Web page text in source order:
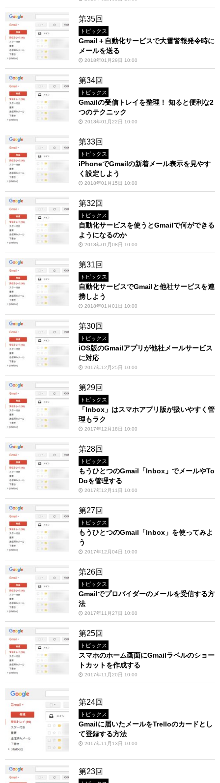
第35回
トピックス
Gmail＋自動化サービスで大雪警報発令時に
メールを送る
2018年01月29日 10:00
第34回
トピックス
Gmailの受信トレイを整理！ 知ると便利な2
つのテクニック
2018年01月22日 10:00
第33回
トピックス
iPhoneでGmailの新着メール表示を見やす
く設定しよう
2018年01月15日 10:00
第32回
トピックス
自動化サービスを使うとGmailで何ができる
ようになるのか
2018年01月08日 10:00
第31回
トピックス
自動化サービスでGmailと他社サービスを連
携しよう
2018年01月01日 10:00
第30回
トピックス
iOS版のGmailアプリが他社メールサービス
に対応
2017年12月25日 10:00
第29回
トピックス
「Inbox」はスマホアプリ版が扱いやすく管
理もラク
2017年12月18日 10:00
第28回
トピックス
もうひとつのGmail「Inbox」でメールやTo
Doを管理する
2017年12月11日 10:00
第27回
トピックス
もうひとつのGmail「Inbox」を使ってみよ
う
2017年12月04日 10:00
第26回
トピックス
Gmailでプロバイダーのメールを受信する方
法
2017年11月27日 10:00
第25回
トピックス
スマホのホーム画面にGmailラベルのショー
トカットを作成する
2017年11月20日 10:00
第24回
トピックス
Gmailに届いたメールをTrelloのカードとし
て登録する方法
2017年11月13日 10:00
第23回